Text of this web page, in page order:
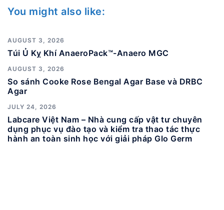
You might also like:
AUGUST 3, 2026
Túi Ủ Kỵ Khí AnaeroPack™-Anaero MGC
AUGUST 3, 2026
So sánh Cooke Rose Bengal Agar Base và DRBC
Agar
JULY 24, 2026
Labcare Việt Nam – Nhà cung cấp vật tư chuyên
dụng phục vụ đào tạo và kiểm tra thao tác thực
hành an toàn sinh học với giải pháp Glo Germ